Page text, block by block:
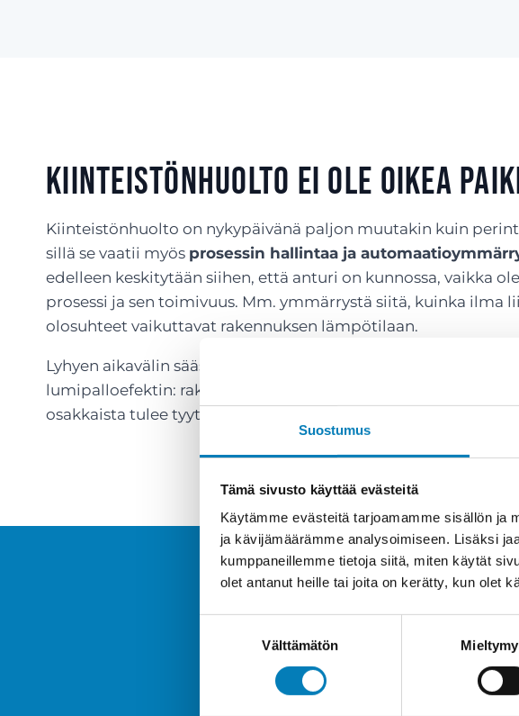
Suostumus
Tämä sivusto käyttää evästeitä
Käytämme evästeitä tarjoamamme sisällön ja
ja kävijämäärämme analysoimiseen. Lisäksi
kumppaneillemme tietoja siitä, miten käytät
olet antanut heille tai joita on kerätty, kun olet
Välttämätön
Kiinteistönhuolto ei ole oikea
Kiinteistönhuolto on nykypäivänä paljon muutakin kuin
sillä se vaatii myös prosessin hallintaa ja
edelleen keskitytään siihen, että anturi on kunnossa, vaikka
prosessi ja sen toimivuus. Mm. ymmärrystä siitä, kuinka ilma
olosuhteet vaikuttavat rakennuksen lämpötilaan.
Lyhyen aikavälin säästöt kiinteistönhuollossa voivat
lumipalloefektin: rakennuksen arvo alenee huonon sisäilman
osakkaista tulee tyytymättömiä ja vuokralaiset kaikkoavat.
Tee tilaus nyt
energiatehokkuus